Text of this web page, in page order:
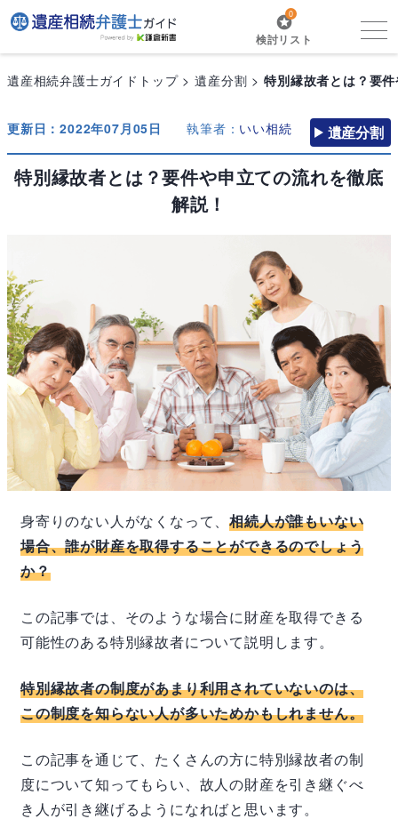
0
検討リスト
遺産相続弁護士ガイドトップ 遺産分割 特別縁故者とは？要
更新日：2022年07月05日 執筆者： いい相続 遺産分割
特別縁故者とは？要件や申立ての流れを徹底
解説！
身寄りのない人がなくなって、相続人が誰もいない
場合、誰が財産を取得することができるのでしょう
か？
この記事では、そのような場合に財産を取得できる
可能性のある特別縁故者について説明します。
特別縁故者の制度があまり利用されていないのは、
この制度を知らない人が多いためかもしれません。
この記事を通じて、たくさんの方に特別縁故者の制
度について知ってもらい、故人の財産を引き継ぐべ
き人が引き継げるようになればと思います。